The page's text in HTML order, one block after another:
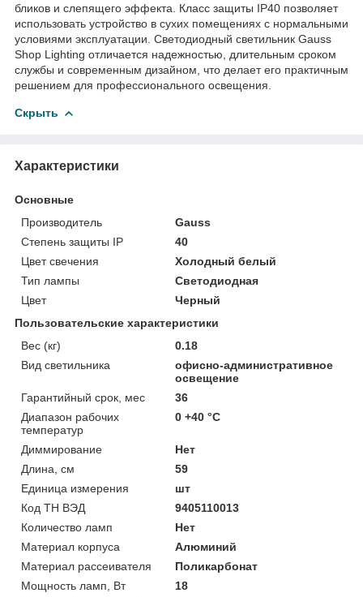
бликов и слепящего эффекта. Класс защиты IP40 позволяет
использовать устройство в сухих помещениях с нормальными
условиями эксплуатации. Светодиодный светильник Gauss
Shop Lighting отличается надежностью, длительным сроком
службы и современным дизайном, что делает его практичным
решением для профессионального освещения.
Скрыть
Характеристики
Основные
Производитель
Gauss
Степень защиты IP
40
Цвет свечения
Холодный белый
Тип лампы
Светодиодная
Цвет
Черный
Пользовательские характеристики
Вес (кг)
0.18
Вид светильника
офисно-административное
освещение
Гарантийный срок, мес
36
Диапазон рабочих
температур
0 +40 °C
Диммирование
Нет
Длина, см
59
Единица измерения
шт
Код ТН ВЭД
9405110013
Количество ламп
Нет
Материал корпуса
Алюминий
Материал рассеивателя
Поликарбонат
Мощность ламп, Вт
18